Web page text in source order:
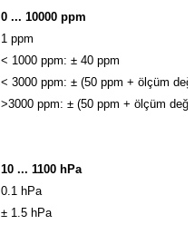
0 ... 10000 ppm
1 ppm
< 1000 ppm: ± 40 ppm
< 3000 ppm: ± (50 ppm + ölçüm
>3000 ppm: ± (50 ppm + ölçüm
10 ... 1100 hPa
0.1 hPa
± 1.5 hPa